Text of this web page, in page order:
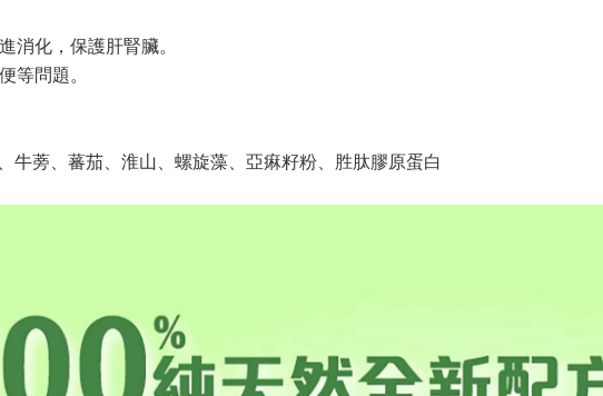
消化，保護肝腎臟。
等問題。
牛蒡、蕃茄、淮山、螺旋藻、亞痳籽粉、胜肽膠原蛋白